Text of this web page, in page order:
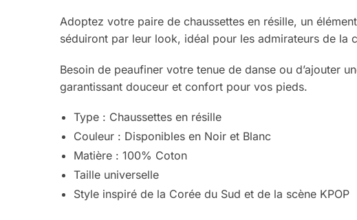
Adoptez votre paire de chaussettes en résille, un
séduiront par leur look, idéal pour les admirateurs de la
Besoin de peaufiner votre tenue de danse ou d’ajouter
garantissant douceur et confort pour vos pieds.
Type : Chaussettes en résille
Couleur : Disponibles en Noir et Blanc
Matière : 100% Coton
Taille universelle
Style inspiré de la Corée du Sud et de la scène KPOP